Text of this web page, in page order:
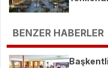
BENZER HABERLER